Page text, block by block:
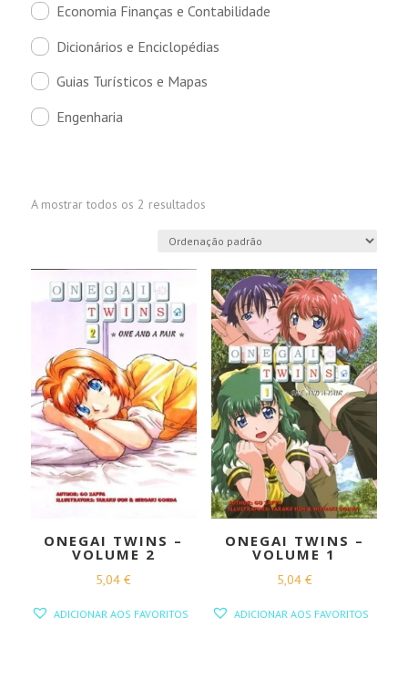
Economia Finanças e Contabilidade
Dicionários e Enciclopédias
Guias Turísticos e Mapas
Engenharia
A mostrar todos os 2 resultados
ONEGAI TWINS –
VOLUME 2
5,04€
ADICIONAR AOS FAVORITOS
ONEGAI TWINS –
VOLUME 1
5,04 €
ADICIONAR AOS FAVORITOS